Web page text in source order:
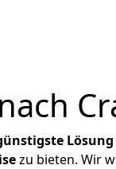
Lösung
zu bieten. Wir